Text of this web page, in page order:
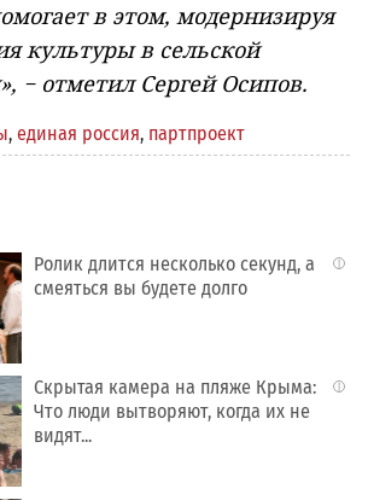
в этом, модернизируя
культуры в сельской
− отметил Сергей Осипов.
, единая россия, партпроект
i
Ролик длится несколько секунд, а
смеяться вы будете долго
i
Скрытая камера на пляже Крыма:
Что люди вытворяют, когда их не
видят...